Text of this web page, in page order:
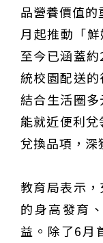
品營養價值
月起推動「
至今已涵蓋
統校園配送的
結合生活圈
能就近便利
兌換品項，深
教育局表示
的身高發育
益。除了6月